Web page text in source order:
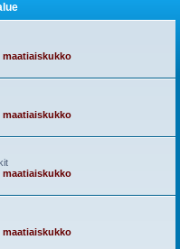
maatiaiskukko
maatiaiskukko
maatiaiskukko
maatiaiskukko